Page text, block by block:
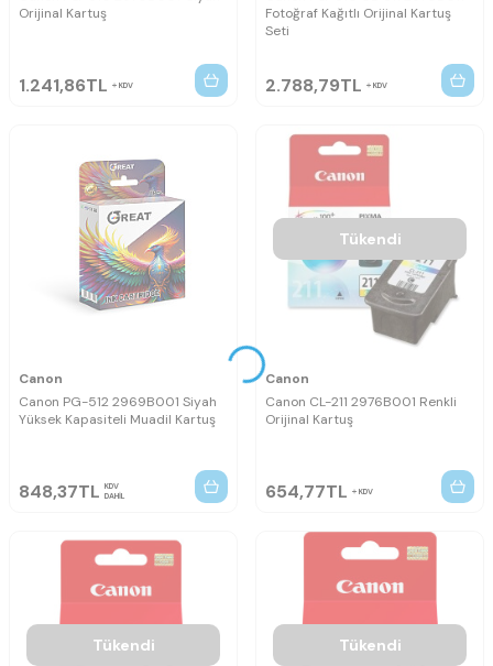
Orijinal Kartuş
1.241,86TL KDV
Fotoğraf Kağıtlı Orijinal Kartuş
Seti
2.788,79TL KDV
Canon
Canon PG-512 2969B001 Siyah
Yüksek Kapasiteli Muadil Kartuş
848,37TL KDV
DAHİL
Tükendi
Canon
Canon CL-211 2976B001 Renkli
Orijinal Kartuş
654,77TL KDV
Tükendi Tükendi